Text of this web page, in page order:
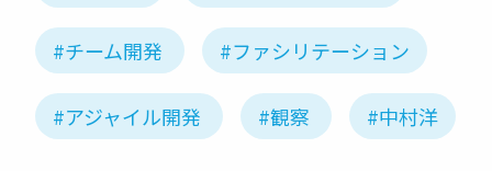
#チーム開発 #ファシリテーション
#アジャイル開発 #観察 #中村洋